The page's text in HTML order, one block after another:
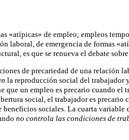
«atípicas» de empleo; empleos
laboral, de emergencia de formas
es que se renueva el debate
de precariedad de una relación
la reproducción social del trabajador
que un empleo es precario cuando el
social, el trabajador es precario
sociales. La cuarta variable
no controla las condiciones de